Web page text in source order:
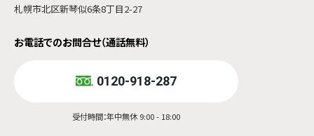
札幌市北区新琴似6条8丁目2-27
お電話でのお問合せ（通話無料）
0120-918-287
受付時間：年中無休 9:00 - 18:00